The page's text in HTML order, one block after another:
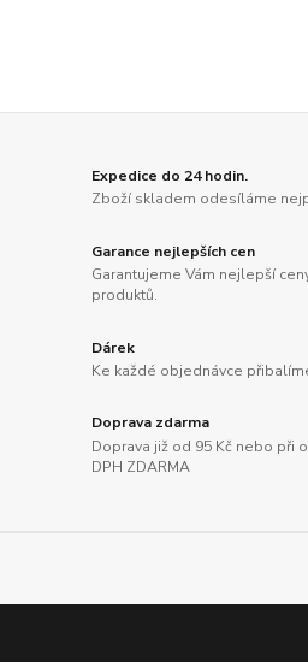
Expedice do 24 hodin.
Zboží skladem odesíláme
Garance nejlepších cen
Garantujeme Vám nejlepší
produktů.
Dárek
Ke každé objednávce
Doprava zdarma
Doprava již od 95 Kč nebo při
DPH ZDARMA